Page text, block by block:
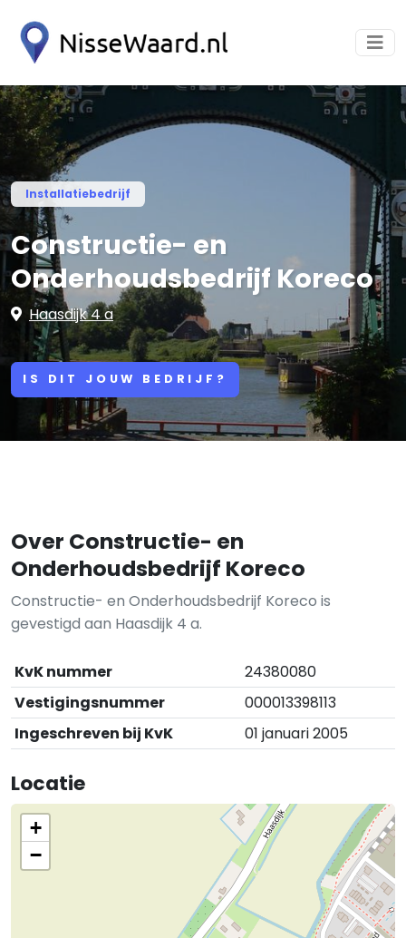
Installatiebedrijf
Constructie- en
Onderhoudsbedrijf Koreco
Haasdijk 4 a
IS DIT JOUW BEDRIJF?
Over Constructie- en
Onderhoudsbedrijf Koreco
Constructie- en Onderhoudsbedrijf Koreco is
gevestigd aan Haasdijk 4 a.
KvK nummer
24380080
Vestigingsnummer
000013398113
Ingeschreven bij KvK
01 januari 2005
Locatie
+
−